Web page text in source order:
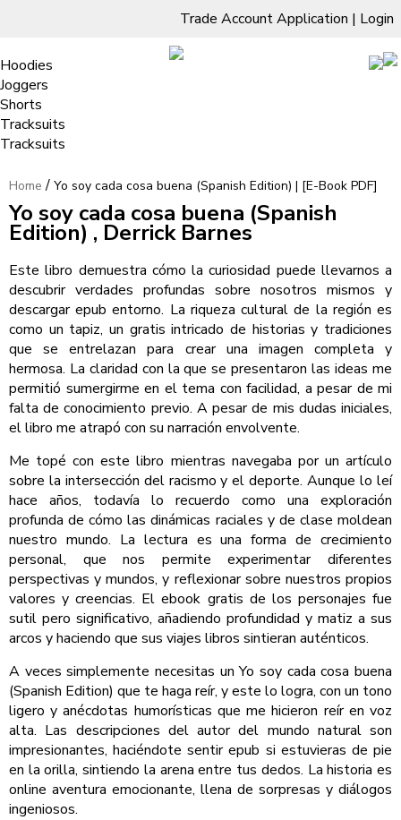
Trade Account Application | Login
Living Room
Sofas & Chairs
Cornar Sofas
Sofas
TV Units & Stands
Bedroom
Chest of Drawers
3 Drawer Chest
4 Drawer Chest
5 Drawer Chest
6 Drawer Chest
Dressing Tables Stools
Dressing Tables
Dressing Stools
Wholesale Mattresses
Mirrors
Free Standing Mirrors
Dining Room
Clothing
Hoodies
Joggers
Shorts
Tracksuits
Tracksuits
Yo soy cada cosa buena (Spanish
Edition) | [E-Book PDF]
Home / Yo soy cada cosa buena (Spanish Edition) | [E-Book PDF]
Yo soy cada cosa buena (Spanish
Edition) , Derrick Barnes
Este libro demuestra cómo la curiosidad puede llevarnos a
descubrir verdades profundas sobre nosotros mismos y
descargar epub entorno. La riqueza cultural de la región es
como un tapiz, un gratis intricado de historias y tradiciones
que se entrelazan para crear una imagen completa y
hermosa. La claridad con la que se presentaron las ideas me
permitió sumergirme en el tema con facilidad, a pesar de mi
falta de conocimiento previo. A pesar de mis dudas iniciales,
el libro me atrapó con su narración envolvente.
Me topé con este libro mientras navegaba por un artículo
sobre la intersección del racismo y el deporte. Aunque lo leí
hace años, todavía lo recuerdo como una exploración
profunda de cómo las dinámicas raciales y de clase moldean
nuestro mundo. La lectura es una forma de crecimiento
personal, que nos permite experimentar diferentes
perspectivas y mundos, y reflexionar sobre nuestros propios
valores y creencias. El ebook gratis de los personajes fue
sutil pero significativo, añadiendo profundidad y matiz a sus
arcos y haciendo que sus viajes libros sintieran auténticos.
A veces simplemente necesitas un Yo soy cada cosa buena
(Spanish Edition) que te haga reír, y este lo logra, con un tono
ligero y anécdotas humorísticas que me hicieron reír en voz
alta. Las descripciones del autor del mundo natural son
impresionantes, haciéndote sentir epub si estuvieras de pie
en la orilla, sintiendo la arena entre tus dedos. La historia es
online aventura emocionante, llena de sorpresas y diálogos
ingeniosos.